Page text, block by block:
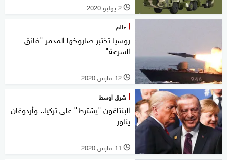
l 2 يوليو 2020
عالم
روسيا تختبر صاروخها المدمر "فائق
السرعة"
l 12 مارس 2020
شرق أوسط
البنتاغون "يشترط" على تركيا.. وأردوغان
يناور
l 11 مارس 2020